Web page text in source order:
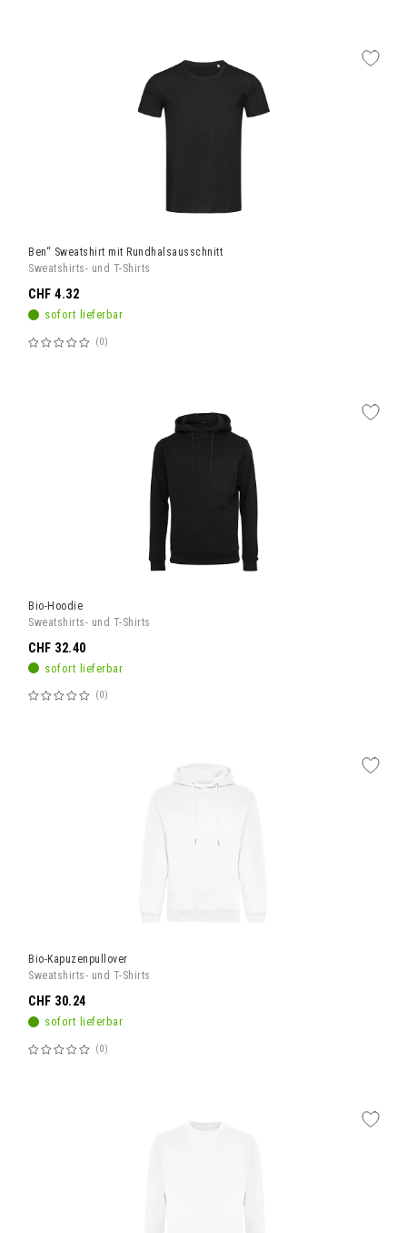
Ben“ Sweatshirt mit Rundhalsausschnitt
Sweatshirts- und T-Shirts
sofort lieferbar
Bewertung:
0
CHF 4.32
Bio-Hoodie
Sweatshirts- und T-Shirts
sofort lieferbar
Bewertung:
0
CHF 32.40
Bio-Kapuzenpullover
Sweatshirts- und T-Shirts
sofort lieferbar
Bewertung:
0
CHF 30.24